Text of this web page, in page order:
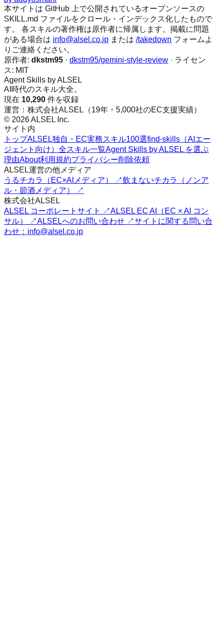
本サイトは GitHub 上で公開されているオープンソースの
SKILL.md ファイルをクロール・インデックス化したもので
す。 各スキルの著作権は原作者に帰属します。掲載に問題
がある場合は info@alsel.co.jp または /takedown フォームよ
りご連絡ください。
原作者: dkstm95 · dkstm95/gemini-style-review · ライセン
ス: MIT
Agent Skills by ALSEL
AI時代のスキル大全。
現在 10,290 件を収録
運営：株式会社ALSEL（19年・5,000社のEC支援実績）
© 2026 ALSEL Inc.
サイト内
トップALSEL独自・EC実務スキル100選find-skills（AIエー
ジェント向け） 全スキル一覧Agent Skills by ALSEL を選ぶ
理由About利用規約プライバシー削除依頼
ALSEL運営の他メディア
うるチカラ（EC×AIメディア） ↗飲まないチカラ（ノンア
ル・節酒メディア） ↗
株式会社ALSEL
ALSEL コーポレートサイト ↗ALSEL EC AI（EC × AI コン
サル） ↗ALSELへのお問い合わせ ↗サイトに関する問い合
わせ：info@alsel.co.jp